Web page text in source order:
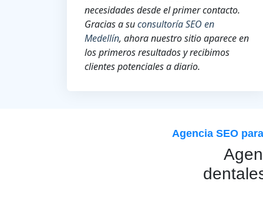
necesidades desde el primer contacto.
Gracias a suconsultoría SEO en
Medellín, ahora nuestro sitio aparece en
los primeros resultados y recibimos
clientes potenciales a diario.
Agencia SEO